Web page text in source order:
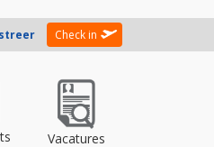
Check in
Vacatures